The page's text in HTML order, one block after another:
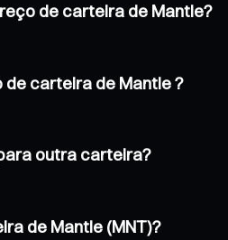
de carteira de Mantle?
de carteira de Mantle ?
outra carteira?
de Mantle (MNT)?